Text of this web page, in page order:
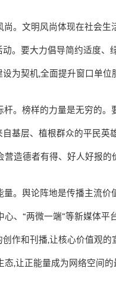
尚。文明风尚体现在社会生
。要大力倡导简约适度、
设为契机,全面提升窗口单位
杆。榜样的力量是无穷的。
基层、植根群众的平民英
营造德者有得、好人好报的
量。舆论阵地是传播主流
心、“两微一端”等新媒体平
创作和刊播,让核心价值观的
态,让正能量成为网络空间的